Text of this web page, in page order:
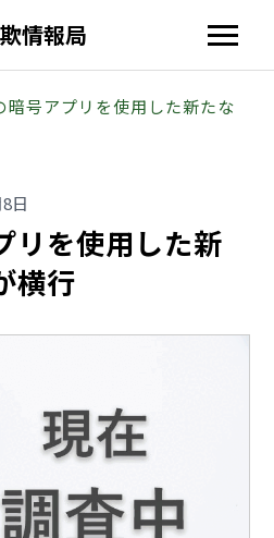
情報局
暗号アプリを使用した新たな
日
リを使用した新
横行